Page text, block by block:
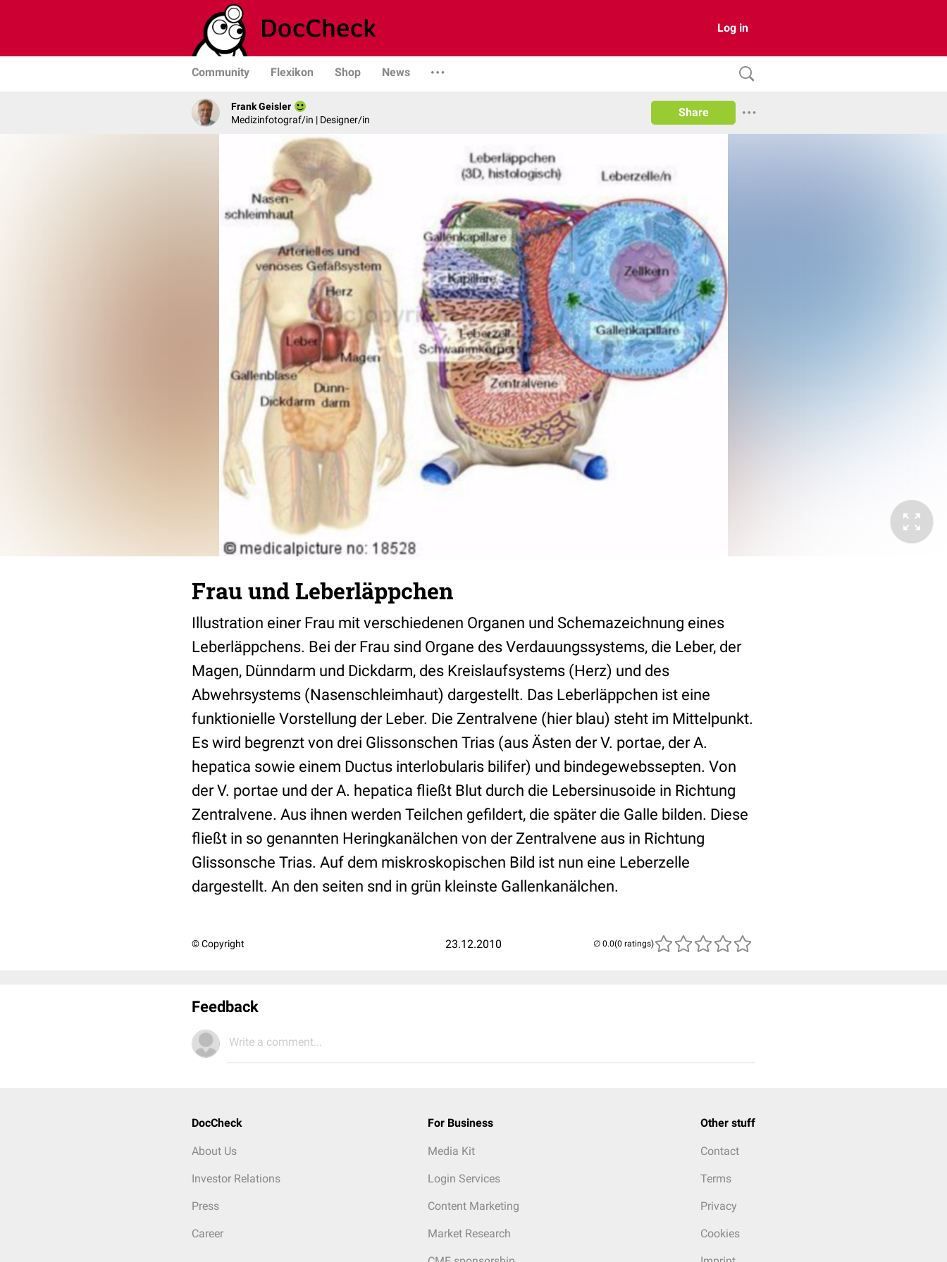
Log in
Community Flexikon Shop News
Frank Geisler
Medizinfotograf/in | Designer/in
Share
Frau und Leberläppchen
Illustration einer Frau mit verschiedenen Organen und Schemazeichnung eines
Leberläppchens. Bei der Frau sind Organe des Verdauungssystems, die Leber, der
Magen, Dünndarm und Dickdarm, des Kreislaufsystems (Herz) und des
Abwehrsystems (Nasenschleimhaut) dargestellt. Das Leberläppchen ist eine
funktionielle Vorstellung der Leber. Die Zentralvene (hier blau) steht im Mittelpunkt.
Es wird begrenzt von drei Glissonschen Trias (aus Ästen der V. portae, der A.
hepatica sowie einem Ductus interlobularis bilifer) und bindegewebssepten. Von
der V. portae und der A. hepatica fließt Blut durch die Lebersinusoide in Richtung
Zentralvene. Aus ihnen werden Teilchen gefildert, die später die Galle bilden. Diese
fließt in so genannten Heringkanälchen von der Zentralvene aus in Richtung
Glissonsche Trias. Auf dem miskroskopischen Bild ist nun eine Leberzelle
dargestellt. An den seiten snd in grün kleinste Gallenkanälchen.
© Copyright 23.12.2010 (0 ratings)
Feedback
Write a comment...
DocCheck
About Us
Investor Relations
Press
Career
For Business
Media Kit
Login Services
Content Marketing
Market Research
Other stuff
Contact
Terms
Privacy
Cookies